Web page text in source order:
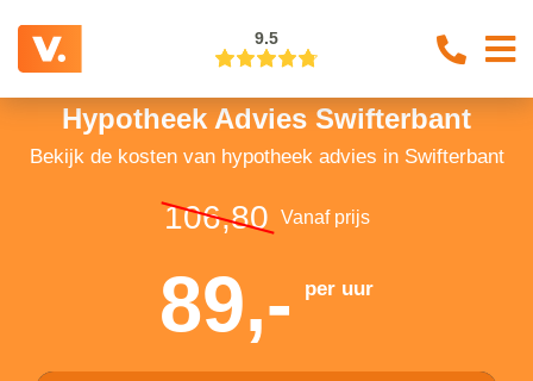
9.5
Hypotheek Advies Swifterbant
Bekijk de kosten van hypotheek advies in Swifterbant
106,80 Vanaf prijs
89,- per uur